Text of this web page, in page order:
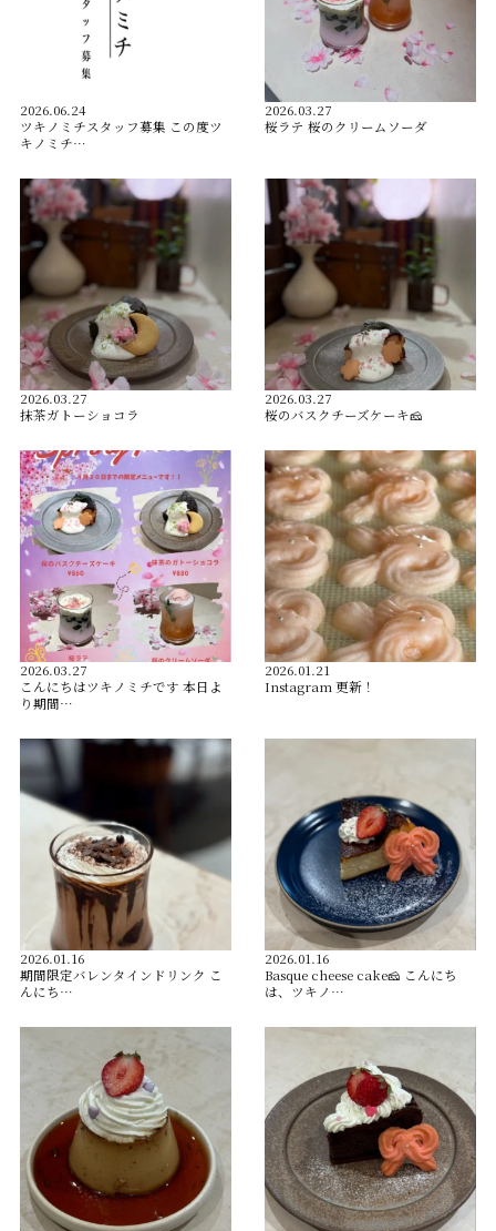
2026.06.24
ツキノミチスタッフ募集 この度ツ
キノミチ…
2026.03.27
桜ラテ 桜のクリームソーダ
2026.03.27
抹茶ガトーショコラ
2026.03.27
桜のバスクチーズケーキ🧀
2026.03.27
こんにちはツキノミチです️ 本日よ
り期間…
2026.01.21
Instagram 更新！
2026.01.16
️期間限定バレンタインドリンク️ こ
んにち…
2026.01.16
Basque cheese cake🧀 こんにち
は、ツキノ…